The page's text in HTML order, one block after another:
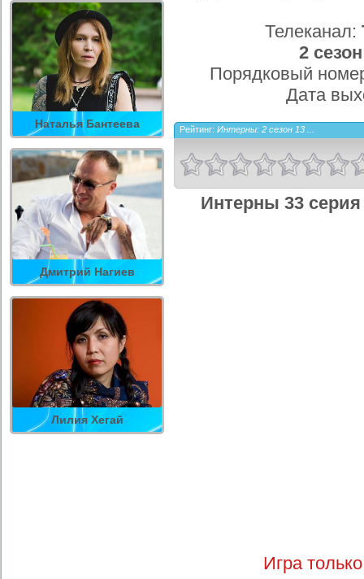
Наталья Бантеева
Дмитрий Нагиев
Лилия Хегай
Телеканал:
2 сезон
Порядковый
Дата
Рейтинг: Интерны: 2 сезон 13 ...
Интерны 33
Игра